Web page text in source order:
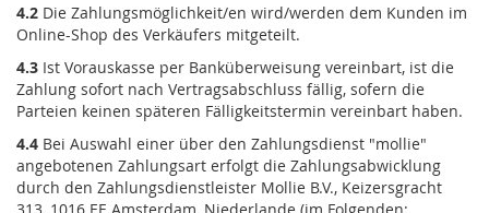
4.2 Die Zahlungsmöglichkeit/en wird/werden dem Kunden im
Online-Shop des Verkäufers mitgeteilt.
4.3 Ist Vorauskasse per Banküberweisung vereinbart, ist die
Zahlung sofort nach Vertragsabschluss fällig, sofern die
Parteien keinen späteren Fälligkeitstermin vereinbart haben.
4.4 Bei Auswahl einer über den Zahlungsdienst "mollie"
angebotenen Zahlungsart erfolgt die Zahlungsabwicklung
durch den Zahlungsdienstleister Mollie B.V., Keizersgracht
313, 1016 EE Amsterdam, Niederlande (im Folgenden: